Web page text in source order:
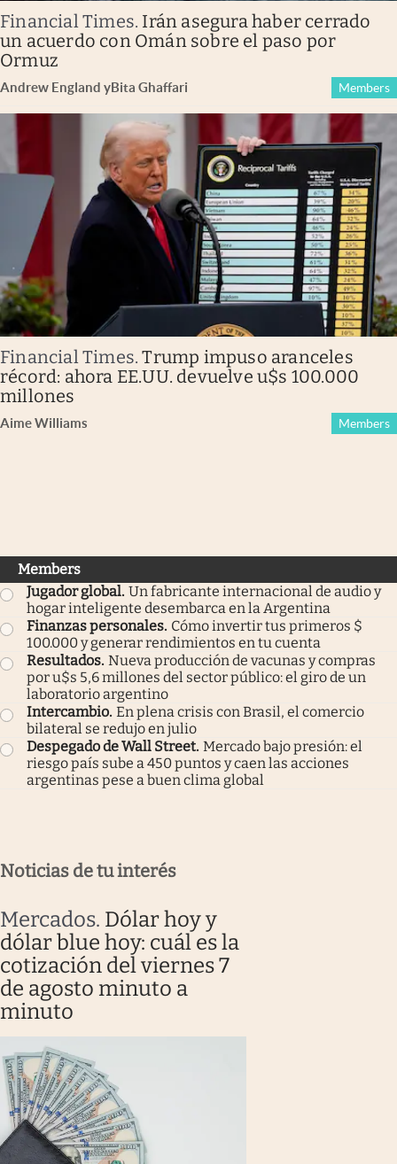
Financial Times. Irán asegura haber cerrado
un acuerdo con Omán sobre el paso por
Ormuz
Andrew England yBita Ghaffari Members
Financial Times.Trump impuso aranceles
récord: ahora EE.UU. devuelve u$s 100.000
millones
Aime Williams Members
Members
Jugador global. Un fabricante internacional de audio y
hogar inteligente desembarca en la Argentina
Finanzas personales. Cómo invertir tus primeros $
100.000 y generar rendimientos en tu cuenta
Resultados. Nueva producción de vacunas y compras
por u$s 5,6 millones del sector público: el giro de un
laboratorio argentino
Intercambio. En plena crisis con Brasil, el comercio
bilateral se redujo en julio
Despegado de Wall Street. Mercado bajo presión: el
riesgo país sube a 450 puntos y caen las acciones
argentinas pese a buen clima global
Noticias de tu interés
Mercados. Dólar hoy y
dólar blue hoy: cuál es la
cotización del viernes 7
de agosto minuto a
minuto